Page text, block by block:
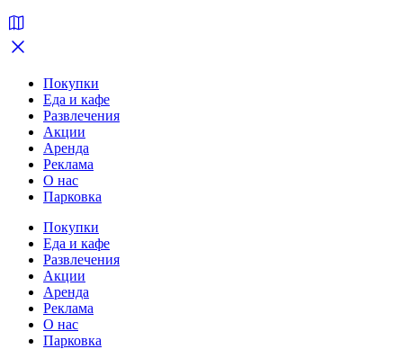
Покупки
Еда и кафе
Развлечения
Акции
Аренда
Реклама
О нас
Парковка
Покупки
Еда и кафе
Развлечения
Акции
Аренда
Реклама
О нас
Парковка